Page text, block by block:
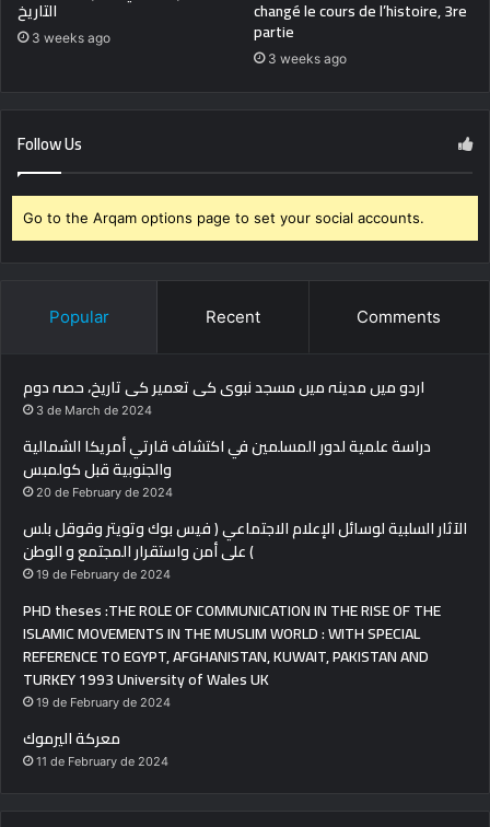
التاريخ
3 weeks ago
changé le cours de l’histoire, 3re
partie
3 weeks ago
Follow Us
Go to the Arqam options page to set your social accounts.
Popular Recent Comments
اردو میں مدینہ میں مسجد نبوی کی تعمیر کی تاریخ، حصہ دوم
3 de March de 2024
دراسة علمية لدور المسلمين في اكتشاف قارتي أمريكا الشمالية
والجنوبية قبل كولمبس
20 de February de 2024
الآثار السلبية لوسائل الإعلام الاجتماعي ( فيس بوك وتويتر وقوقل بلس
) على أمن واستقرار المجتمع و الوطن
19 de February de 2024
PHD theses :THE ROLE OF COMMUNICATION IN THE RISE OF THE
ISLAMIC MOVEMENTS IN THE MUSLIM WORLD : WITH SPECIAL
REFERENCE TO EGYPT, AFGHANISTAN, KUWAIT, PAKISTAN AND
TURKEY 1993 University of Wales UK
19 de February de 2024
معركة اليرموك
11 de February de 2024